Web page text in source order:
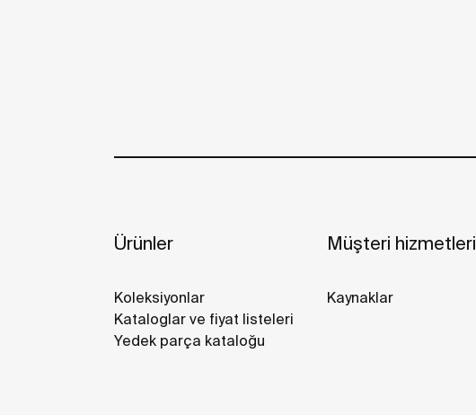
Ürünler
Koleksiyonlar
Kataloglar ve fiyat listeleri
Yedek parça kataloğu
Müşteri hizmetleri
Kaynaklar